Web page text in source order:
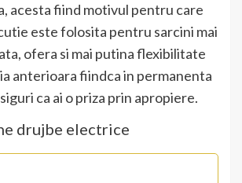
acesta fiind motivul pentru care
este folosita pentru sarcini mai
ofera si mai putina flexibilitate
anterioara fiindca in permanenta
ca ai o priza prin apropiere.
drujbe electrice